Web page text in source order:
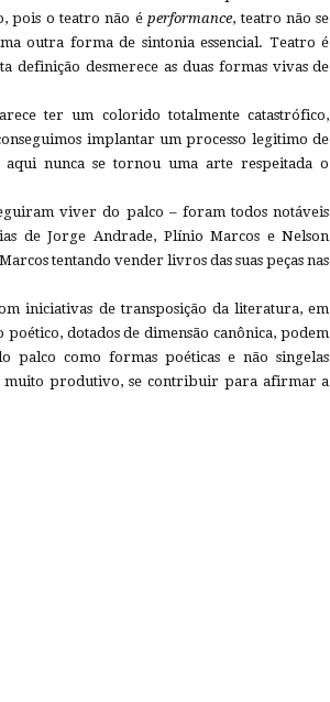
pois o teatro não éperformance, teatro não se
outra forma de sintonia essencial. Teatro é
definição desmerece as duas formas vivas de
ter um colorido totalmente catastrófico,
implantar um processo legitimo de
aqui nunca se tornou uma arte respeitada o
viver do palco – foram todos notáveis
de Jorge Andrade, Plínio Marcos e Nelson
tentando vender livros das suas peças nas
iniciativas de transposição da literatura, em
dotados de dimensão canônica, podem
palco como formas poéticas e não singelas
muito produtivo, se contribuir para afirmar a